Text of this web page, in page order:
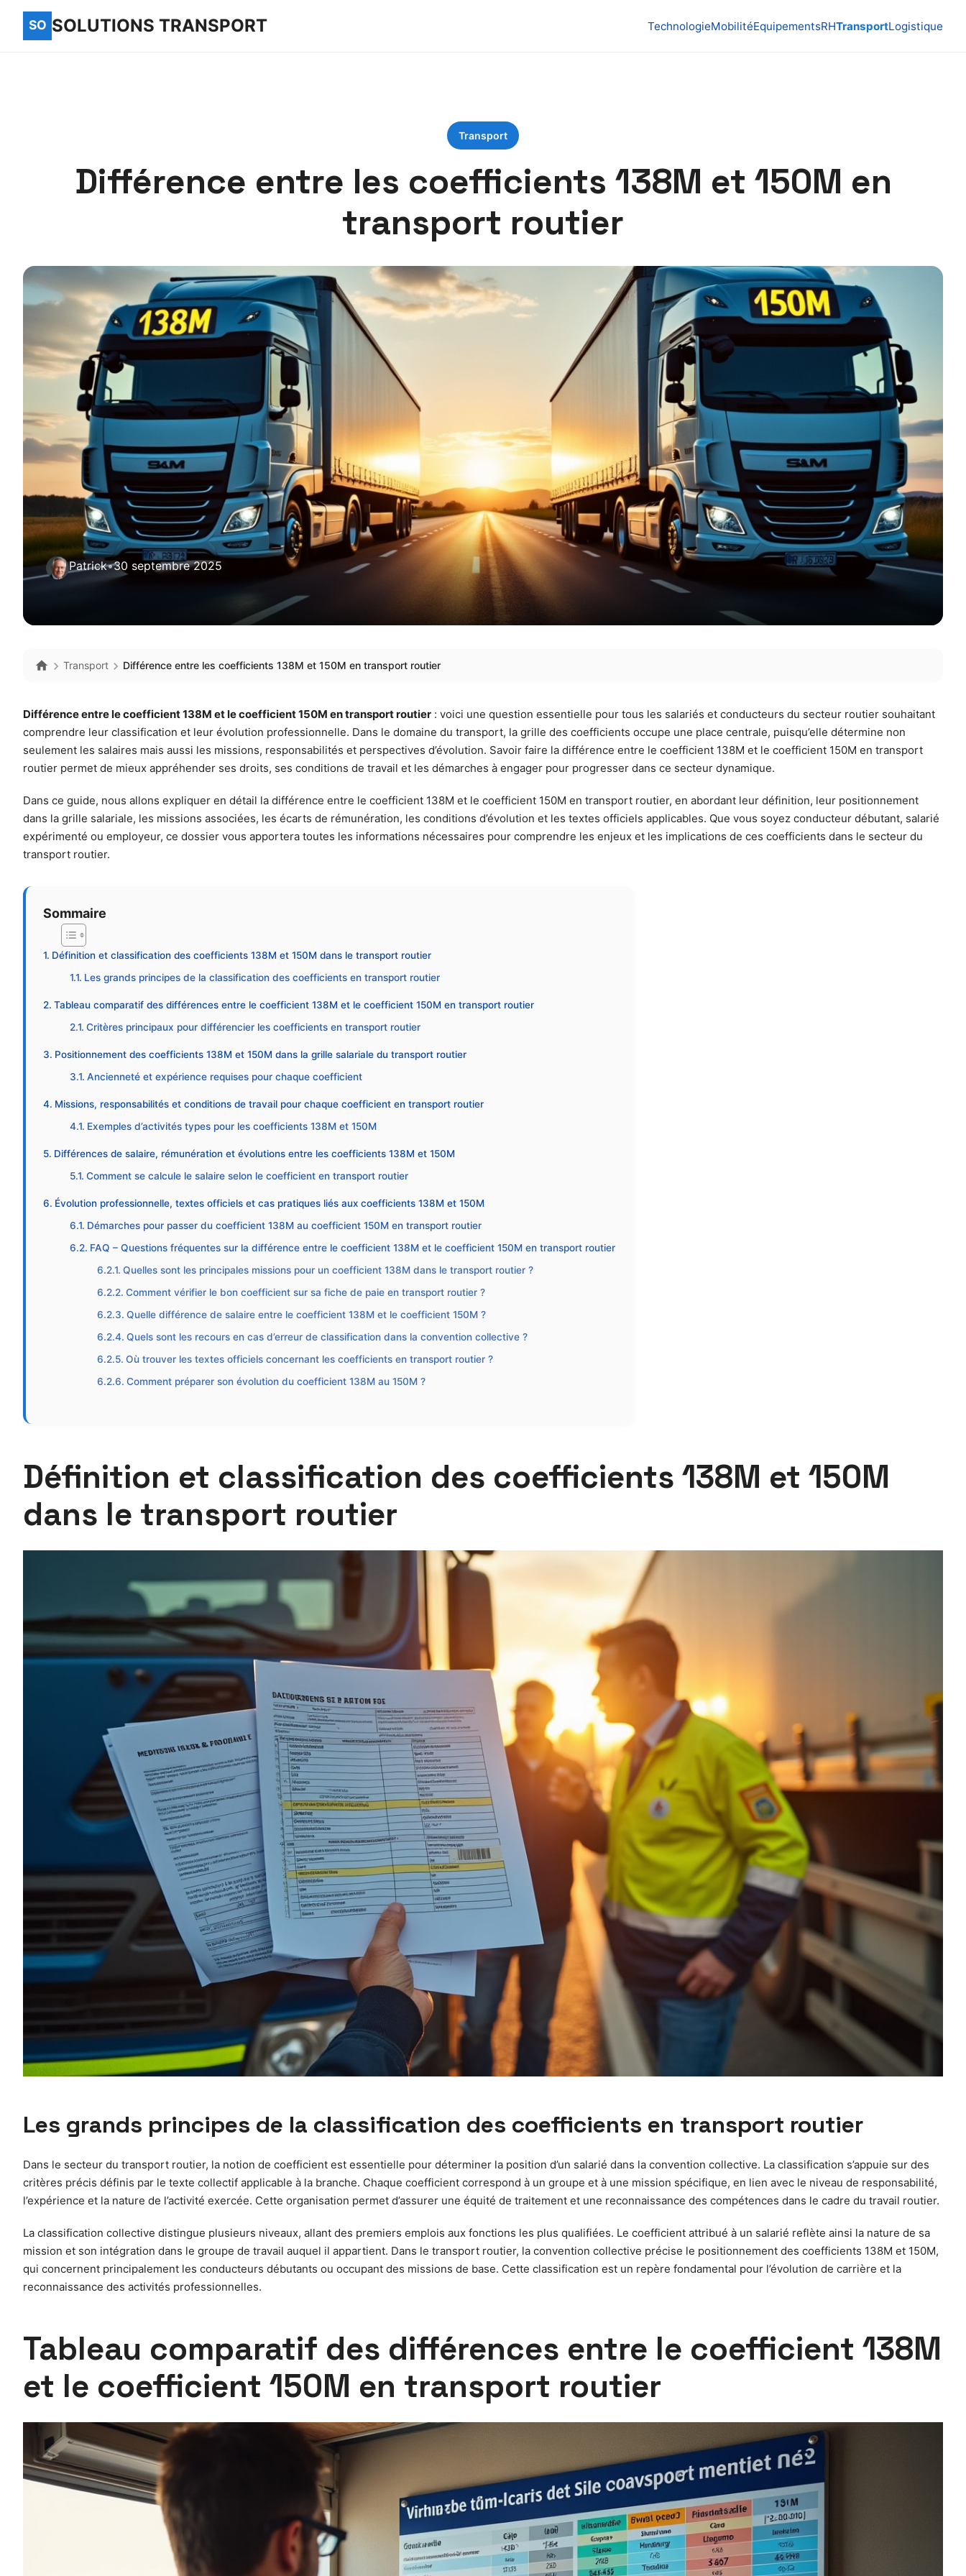
SOLUTIONS TRANSPORT TechnologieMobilitéEquipementsRHTransportLogistique
Transport
Différence entre les coefficients 138M et 150M en
transport routier
Patrick•30 septembre 2025
Transport Différence entre les coefficients 138M et 150M en transport routier
Différence entre le coefficient 138M et le coefficient 150M en transport routier : voici une question essentielle pour tous les salariés et conducteurs du secteur routier souhaitant
comprendre leur classification et leur évolution professionnelle. Dans le domaine du transport, la grille des coefficients occupe une place centrale, puisqu’elle détermine non
seulement les salaires mais aussi les missions, responsabilités et perspectives d’évolution. Savoir faire la différence entre le coefficient 138M et le coefficient 150M en transport
routier permet de mieux appréhender ses droits, ses conditions de travail et les démarches à engager pour progresser dans ce secteur dynamique.
Dans ce guide, nous allons expliquer en détail la différence entre le coefficient 138M et le coefficient 150M en transport routier, en abordant leur définition, leur positionnement
dans la grille salariale, les missions associées, les écarts de rémunération, les conditions d’évolution et les textes officiels applicables. Que vous soyez conducteur débutant, salarié
expérimenté ou employeur, ce dossier vous apportera toutes les informations nécessaires pour comprendre les enjeux et les implications de ces coefficients dans le secteur du
transport routier.
Sommaire
Définition et classification des coefficients 138M et 150M dans le transport routier
Les grands principes de la classification des coefficients en transport routier
Tableau comparatif des différences entre le coefficient 138M et le coefficient 150M en transport routier
Critères principaux pour différencier les coefficients en transport routier
Positionnement des coefficients 138M et 150M dans la grille salariale du transport routier
Ancienneté et expérience requises pour chaque coefficient
Missions, responsabilités et conditions de travail pour chaque coefficient en transport routier
Exemples d’activités types pour les coefficients 138M et 150M
Différences de salaire, rémunération et évolutions entre les coefficients 138M et 150M
Comment se calcule le salaire selon le coefficient en transport routier
Évolution professionnelle, textes officiels et cas pratiques liés aux coefficients 138M et 150M
Démarches pour passer du coefficient 138M au coefficient 150M en transport routier
FAQ – Questions fréquentes sur la différence entre le coefficient 138M et le coefficient 150M en transport routier
Quelles sont les principales missions pour un coefficient 138M dans le transport routier ?
Comment vérifier le bon coefficient sur sa fiche de paie en transport routier ?
Quelle différence de salaire entre le coefficient 138M et le coefficient 150M ?
Quels sont les recours en cas d’erreur de classification dans la convention collective ?
Où trouver les textes officiels concernant les coefficients en transport routier ?
Comment préparer son évolution du coefficient 138M au 150M ?
Définition et classification des coefficients 138M et 150M
dans le transport routier
Les grands principes de la classification des coefficients en transport routier
Dans le secteur du transport routier, la notion de coefficient est essentielle pour déterminer la position d’un salarié dans la convention collective. La classification s’appuie sur des
critères précis définis par le texte collectif applicable à la branche. Chaque coefficient correspond à un groupe et à une mission spécifique, en lien avec le niveau de responsabilité,
l’expérience et la nature de l’activité exercée. Cette organisation permet d’assurer une équité de traitement et une reconnaissance des compétences dans le cadre du travail routier.
La classification collective distingue plusieurs niveaux, allant des premiers emplois aux fonctions les plus qualifiées. Le coefficient attribué à un salarié reflète ainsi la nature de sa
mission et son intégration dans le groupe de travail auquel il appartient. Dans le transport routier, la convention collective précise le positionnement des coefficients 138M et 150M,
qui concernent principalement les conducteurs débutants ou occupant des missions de base. Cette classification est un repère fondamental pour l’évolution de carrière et la
reconnaissance des activités professionnelles.
Tableau comparatif des différences entre le coefficient 138M
et le coefficient 150M en transport routier